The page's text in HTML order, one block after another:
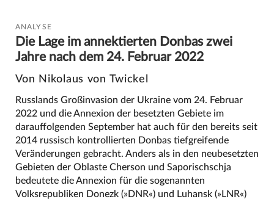
ANALYSE
Die Lage im annektierten Donbas zwei
Jahre nach dem 24. Februar 2022
Von Nikolaus von Twickel
Russlands Großinvasion der Ukraine vom 24. Februar
2022 und die Annexion der besetzten Gebiete im
darauffolgenden September hat auch für den bereits seit
2014 russisch kontrollierten Donbas tiefgreifende
Veränderungen gebracht. Anders als in den neubesetzten
Gebieten der Oblaste Cherson und Saporischschja
bedeutete die Annexion für die sogenannten
Volksrepubliken Donezk (»DNR«) und Luhansk (»LNR«)